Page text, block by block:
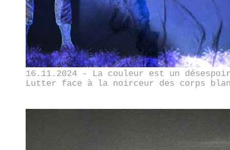
16.11.2024 - La couleur est un
Lutter face à la noirceur des corps